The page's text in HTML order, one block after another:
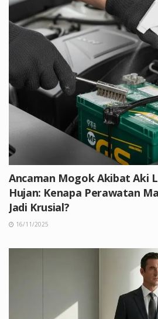
Ancaman Mogok Akibat Aki
Hujan: Kenapa Perawatan
Jadi Krusial?
16/11/2025